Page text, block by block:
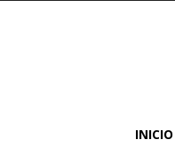
INICIO